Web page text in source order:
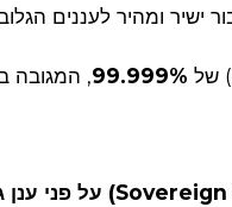
) של 99.999%, המגובה